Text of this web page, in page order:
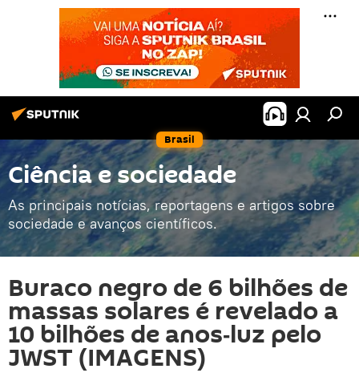
Brasil
Ciência e sociedade
As principais notícias, reportagens e artigos sobre
sociedade e avanços científicos.
Buraco negro de 6 bilhões de
massas solares é revelado a
10 bilhões de anos‑luz pelo
JWST (IMAGENS)